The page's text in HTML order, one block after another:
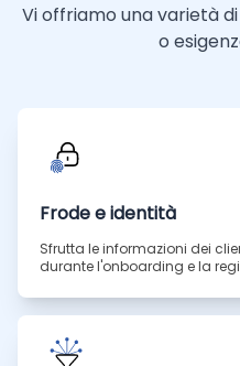
Vi offriamo una varietà
o
Frode e identità
Sfrutta le informazioni dei
durante l'onboarding e la